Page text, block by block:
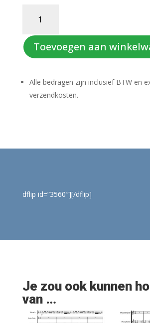
FEVER
Toevoegen aan
Alle bedragen zijn inclusief BTW en
verzendkosten.
dflip id=”3560″][/dflip]
Je zou ook kunnen
van …